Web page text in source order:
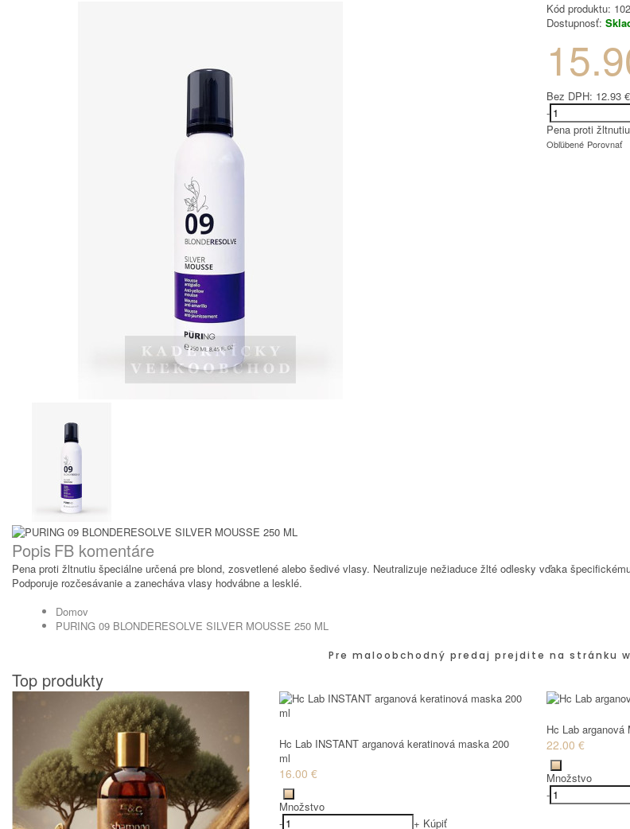
Kód produktu:
Dostupnosť:
Bez DPH: 12.93 €
-
Pena proti
Obľúbené Porovnať
Popis FB komentáre
Pena proti žltnutiu špeciálne určená pre blond, zosvetlené alebo šedivé vlasy. Neutralizuje nežiaduce žlté odlesky vďaka
Podporuje rozčesávanie a zanecháva vlasy hodvábne a lesklé.
Domov
PURING 09 BLONDERESOLVE SILVER MOUSSE 250 ML
Pre maloobchodný predaj prejdite na stránku
Top produkty
Hc Lab INSTANT arganová keratinová maska 200
ml
16.00 €
Množstvo
-
+ Kúpiť
Hc Lab
22.00 €
Množstvo
-